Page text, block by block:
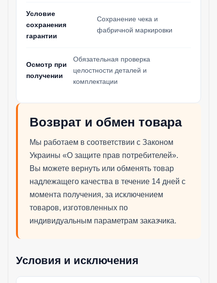
Условие
сохранения
гарантии
Сохранение чека и
фабричной маркировки
Осмотр при
получении
Обязательная проверка
целостности деталей и
комплектации
Возврат и обмен товара
Мы работаем в соответствии с Законом
Украины «О защите прав потребителей».
Вы можете вернуть или обменять товар
надлежащего качества в течение 14 дней с
момента получения, за исключением
товаров, изготовленных по
индивидуальным параметрам заказчика.
Условия и исключения